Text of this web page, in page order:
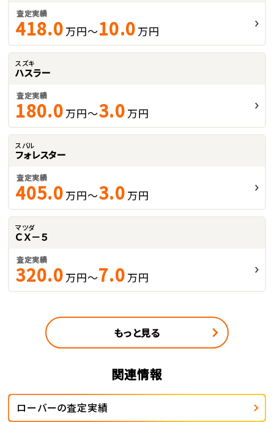
査定実績
418.0 万円～10.0 万円
スズキ
ハスラー
査定実績
180.0 万円～3.0 万円
スバル
フォレスター
査定実績
405.0 万円～3.0 万円
マツダ
ＣＸ－５
査定実績
320.0 万円～7.0 万円
もっと見る
関連情報
ローバーの査定実績